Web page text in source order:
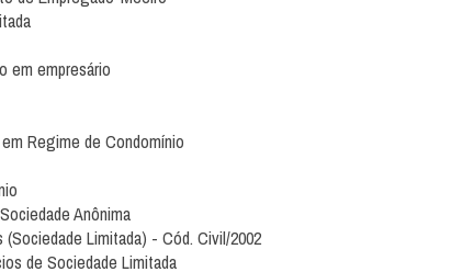
em empresário
Regime de Condomínio
Anônima
Limitada) - Cód. Civil/2002
de Sociedade Limitada